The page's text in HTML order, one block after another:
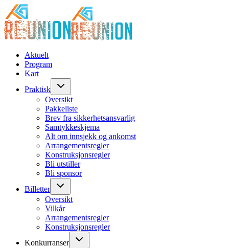
Aktuelt
Program
Kart
Praktisk
Oversikt
Pakkeliste
Brev fra sikkerhetsansvarlig
Samtykkeskjema
Alt om innsjekk og ankomst
Arrangementsregler
Konstruksjonsregler
Bli utstiller
Bli sponsor
Billetter
Oversikt
Vilkår
Arrangementsregler
Konstruksjonsregler
Konkurranser